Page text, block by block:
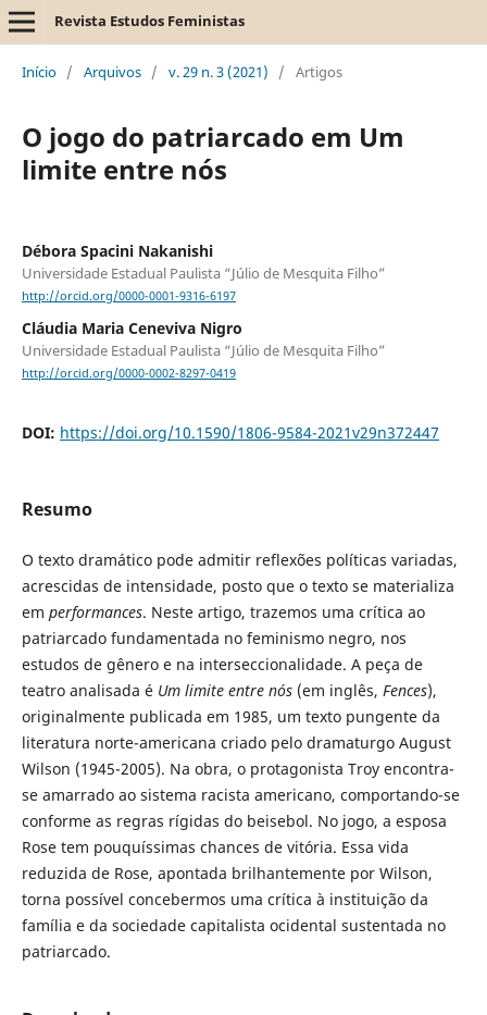
Revista Estudos Feministas
Início / Arquivos / v. 29 n. 3 (2021) / Artigos
O jogo do patriarcado em Um
limite entre nós
Débora Spacini Nakanishi
Universidade Estadual Paulista “Júlio de Mesquita Filho”
http://orcid.org/0000-0001-9316-6197
Cláudia Maria Ceneviva Nigro
Universidade Estadual Paulista “Júlio de Mesquita Filho”
http://orcid.org/0000-0002-8297-0419
DOI: https://doi.org/10.1590/1806-9584-2021v29n372447
Resumo
O texto dramático pode admitir reflexões políticas variadas,
acrescidas de intensidade, posto que o texto se materializa
em performances. Neste artigo, trazemos uma crítica ao
patriarcado fundamentada no feminismo negro, nos
estudos de gênero e na interseccionalidade. A peça de
teatro analisada é Um limite entre nós (em inglês, Fences),
originalmente publicada em 1985, um texto pungente da
literatura norte-americana criado pelo dramaturgo August
Wilson (1945-2005). Na obra, o protagonista Troy encontra-
se amarrado ao sistema racista americano, comportando-se
conforme as regras rígidas do beisebol. No jogo, a esposa
Rose tem pouquíssimas chances de vitória. Essa vida
reduzida de Rose, apontada brilhantemente por Wilson,
torna possível concebermos uma crítica à instituição da
família e da sociedade capitalista ocidental sustentada no
patriarcado.